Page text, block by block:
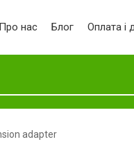
Про нас Блог Оплата і
adapter